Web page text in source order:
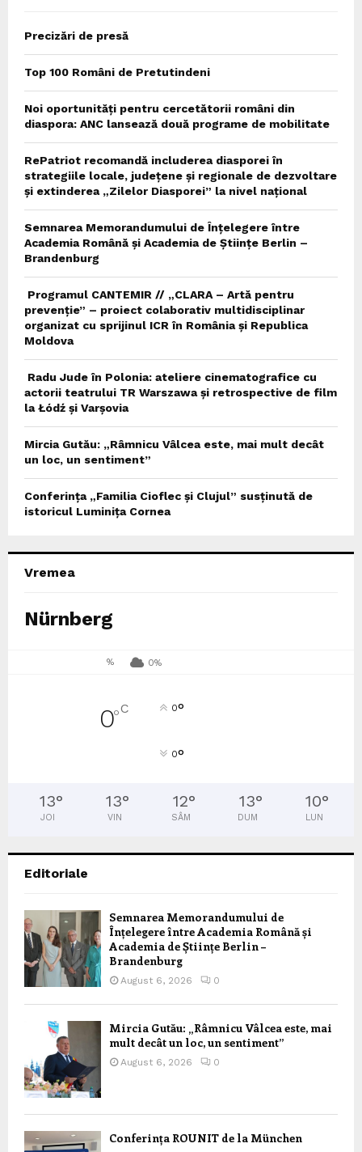
Precizări de presă
Top 100 Români de Pretutindeni
Noi oportunități pentru cercetătorii români din
diaspora: ANC lansează două programe de mobilitate
RePatriot recomandă includerea diasporei în
strategiile locale, județene și regionale de dezvoltare
și extinderea „Zilelor Diasporei” la nivel național
Semnarea Memorandumului de Înțelegere între
Academia Română și Academia de Științe Berlin –
Brandenburg
Programul CANTEMIR // „CLARA – Artă pentru
prevenție” – proiect colaborativ multidisciplinar
organizat cu sprijinul ICR în România și Republica
Moldova
Radu Jude în Polonia: ateliere cinematografice cu
actorii teatrului TR Warszawa și retrospective de film
la Łódź și Varșovia
Mircia Gutău: „Râmnicu Vâlcea este, mai mult decât
un loc, un sentiment”
Conferința „Familia Cioflec și Clujul” susținută de
istoricul Luminița Cornea
Vremea
Nürnberg
% 0%
0°C 0°
0°
13°
JOI
13°
VIN
12°
SÂM
13°
DUM
10°
LUN
Editoriale
Semnarea Memorandumului de
Înțelegere între Academia Română și
Academia de Științe Berlin –
Brandenburg
August 6, 2026 0
Mircia Gutău: „Râmnicu Vâlcea este, mai
mult decât un loc, un sentiment”
August 6, 2026 0
Conferința ROUNIT de la München